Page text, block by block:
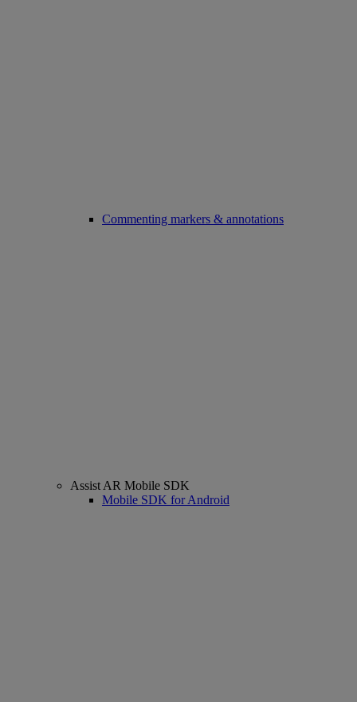
Commenting markers & annotations
Assist AR Mobile SDK
Mobile SDK for Android